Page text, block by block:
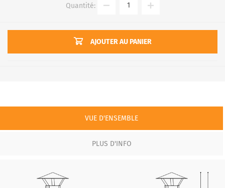
Quantité:
AJOUTER AU PANIER
VUE D'ENSEMBLE
PLUS D'INFO